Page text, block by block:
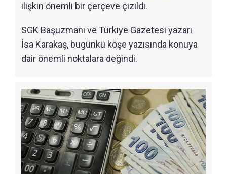
ilişkin önemli bir çerçeve çizildi.
SGK Başuzmanı ve Türkiye Gazetesi yazarı
İsa Karakaş, bugünkü köşe yazısında konuya
dair önemli noktalara değindi.